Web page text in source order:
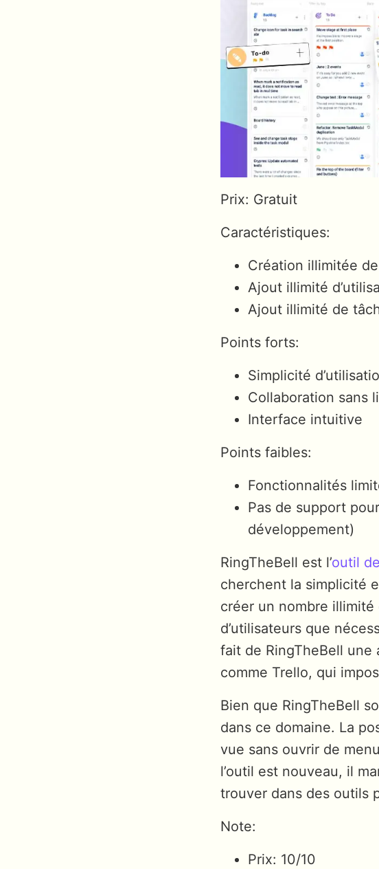
Prix: Gratuit
Caractéristiques:
Création illimitée
Ajout illimité
Ajout illimité de
Points forts:
Simplicité
Collaboration sans
Interface intuitive
Points faibles:
Fonctionnalités
Pas de support
développement)
RingTheBell est l’outil
cherchent la simplicité
créer un nombre
d’utilisateurs que
fait de RingTheBell
comme Trello, qui
Bien que RingTheBell
dans ce domaine. La
vue sans ouvrir de
l’outil est nouveau, il
trouver dans des outils
Note:
Prix: 10/10